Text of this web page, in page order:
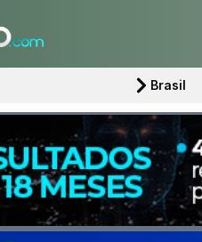
Brasil